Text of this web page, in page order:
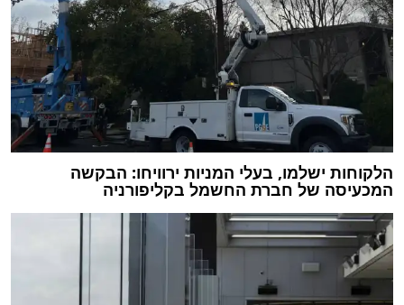
הלקוחות ישלמו, בעלי המניות ירוויחו: הבקשה
המכעיסה של חברת החשמל בקליפורניה